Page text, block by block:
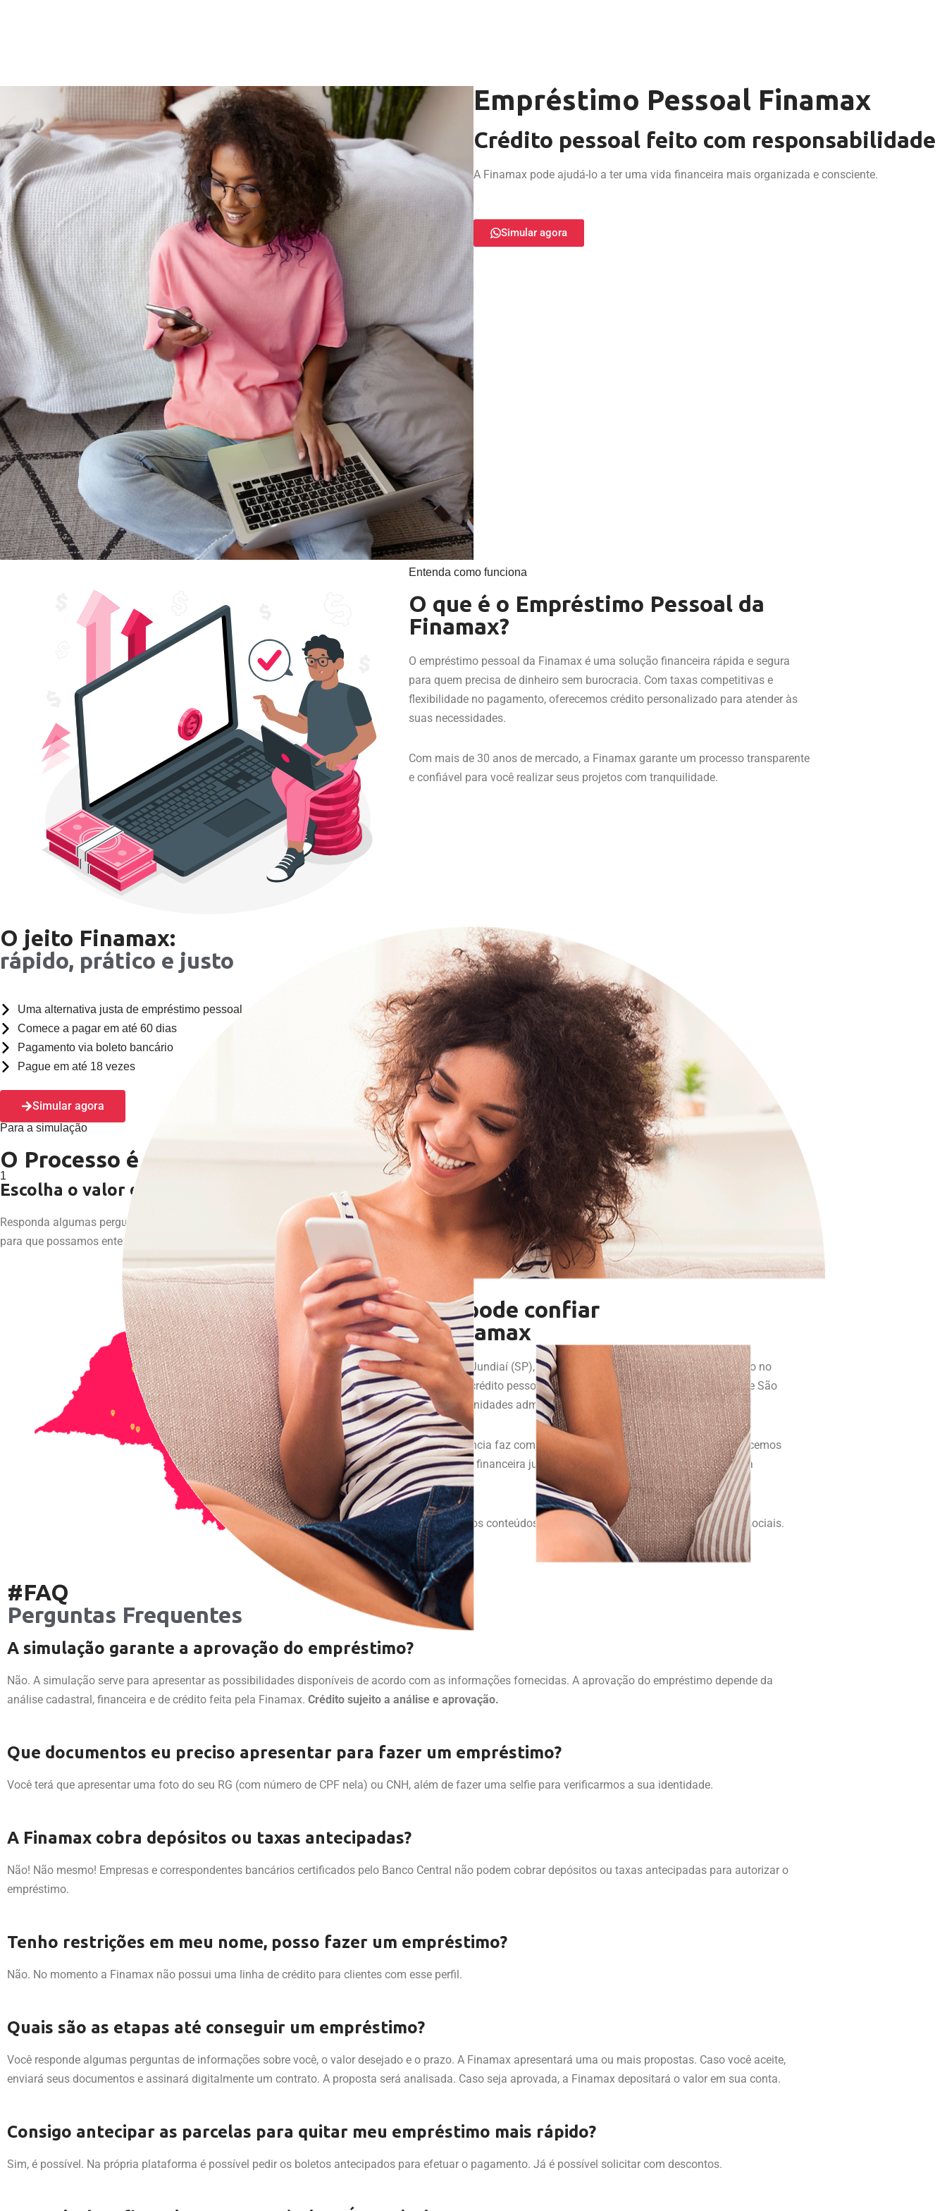
Empréstimo Pessoal Finamax
Crédito pessoal feito com responsabilidade
A Finamax pode ajudá-lo a ter uma vida financeira mais organizada e consciente.
Simular agora
Entenda como funciona
O que é o Empréstimo Pessoal da
Finamax?
O empréstimo pessoal da Finamax é uma solução financeira rápida e segura
para quem precisa de dinheiro sem burocracia. Com taxas competitivas e
flexibilidade no pagamento, oferecemos crédito personalizado para atender às
suas necessidades.
Com mais de 30 anos de mercado, a Finamax garante um processo transparente
e confiável para você realizar seus projetos com tranquilidade.
O jeito Finamax:
rápido, prático e justo
Uma alternativa justa de empréstimo pessoal
Comece a pagar em até 60 dias
Pagamento via boleto bancário
Pague em até 18 vezes
Simular agora
Para a simulação
O Processo é bem simples
1
Escolha o valor desejado
Responda algumas perguntas objetivas sobre você,
para que possamos entender sua necessidade.
Escolhas as parcelas
Vamos analisar sua situação e oferecer uma solução
que te ajude e fique dentro das suas possibilidades.
3
Assinatura do contrato
Se você aceitar nossa proposta, basta
documentação, assinar o contrato e faremos o
depósito em sua conta.
Você pode confiar
na Finamax
Sediada em Jundiaí (SP), a Finamax tem mais de 30 anos de atuação no
mercado de crédito pessoal,e está presente em mais de 60 cidades de São
Paulo, com unidades administradas por correspondentes.
Essa experiência faz com que a gente conheça você, e por isso oferecemos
uma solução financeira justa, para te ajudar a ter uma vida financeira
saudável.
Confira nossos conteúdos de educação financeira em nossas redes sociais.
#FAQ
Perguntas Frequentes
A simulação garante a aprovação do empréstimo?
Não. A simulação serve para apresentar as possibilidades disponíveis de acordo com as informações fornecidas. A aprovação do empréstimo depende da
análise cadastral, financeira e de crédito feita pela Finamax. Crédito sujeito a análise e aprovação.
Que documentos eu preciso apresentar para fazer um empréstimo?
Você terá que apresentar uma foto do seu RG (com número de CPF nela) ou CNH, além de fazer uma selfie para verificarmos a sua identidade.
A Finamax cobra depósitos ou taxas antecipadas?
Não! Não mesmo! Empresas e correspondentes bancários certificados pelo Banco Central não podem cobrar depósitos ou taxas antecipadas para autorizar o
empréstimo.
Tenho restrições em meu nome, posso fazer um empréstimo?
Não. No momento a Finamax não possui uma linha de crédito para clientes com esse perfil.
Quais são as etapas até conseguir um empréstimo?
Você responde algumas perguntas de informações sobre você, o valor desejado e o prazo. A Finamax apresentará uma ou mais propostas. Caso você aceite,
enviará seus documentos e assinará digitalmente um contrato. A proposta será analisada. Caso seja aprovada, a Finamax depositará o valor em sua conta.
Consigo antecipar as parcelas para quitar meu empréstimo mais rápido?
Sim, é possível. Na própria plataforma é possível pedir os boletos antecipados para efetuar o pagamento. Já é possível solicitar com descontos.